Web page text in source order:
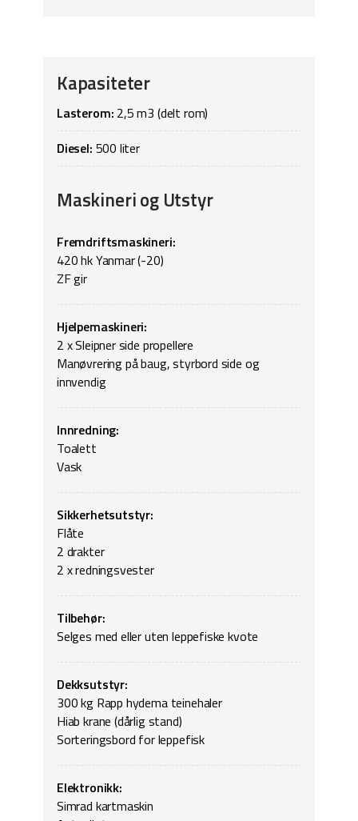
Kapasiteter
Lasterom: 2,5 m3 (delt rom)
Diesel: 500 liter
Maskineri og Utstyr
Fremdriftsmaskineri:
420 hk Yanmar (-20)
ZF gir
Hjelpemaskineri:
2 x Sleipner side propellere
Manøvrering på baug, styrbord side og
innvendig
Innredning:
Toalett
Vask
Sikkerhetsutstyr:
Flåte
2 drakter
2 x redningsvester
Tilbehør:
Selges med eller uten leppefiske kvote
Dekksutstyr:
300 kg Rapp hydema teinehaler
Hiab krane (dårlig stand)
Sorteringsbord for leppefisk
Elektronikk:
Simrad kartmaskin